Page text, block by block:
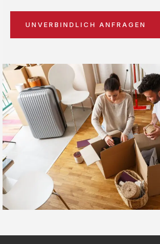
UNVERBINDLICH ANFRAGEN